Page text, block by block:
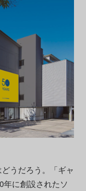
うだろう。「ギャ
年に創設されたソ